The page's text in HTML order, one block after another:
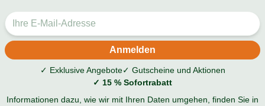
✓ Exklusive Angebote✓ Gutscheine und Aktionen
✓ 15 % Sofortrabatt
Informationen dazu, wie wir mit Ihren Daten umgehen, finden Sie in